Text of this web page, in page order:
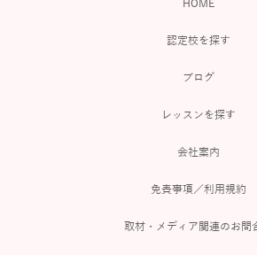
HOME
認定校を探す
ブログ
レッスンを探す
会社案内
免責事項／利用規約
取材・メディア関連のお問